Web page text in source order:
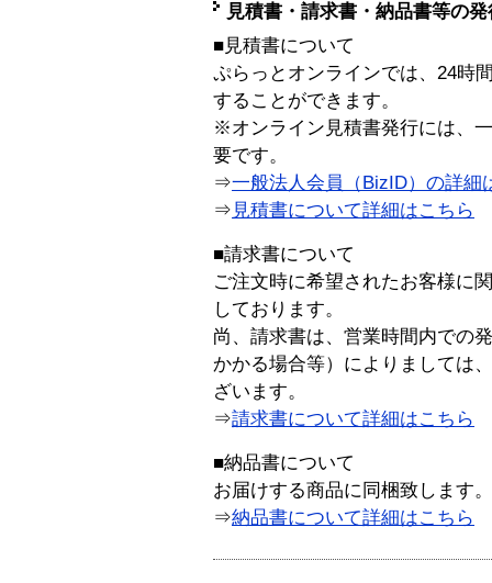
見積書・請求書・納品書等の
■見積書について
ぷらっとオンラインでは、24時
することができます。
※オンライン見積書発行には、
要です。
⇒一般法人会員（BizID）の詳細
⇒ 見積書について詳細はこちら
■請求書について
ご注文時に希望されたお客様に
しております。
尚、請求書は、営業時間内での
かかる場合等）によりましては
ざいます。
⇒請求書について詳細はこちら
■納品書について
お届けする商品に同梱致します。
⇒納品書について詳細はこちら